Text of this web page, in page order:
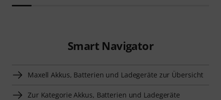
Smart Navigator
Maxell Akkus, Batterien und Ladegeräte zur Übersicht
Zur Kategorie Akkus, Batterien und Ladegeräte